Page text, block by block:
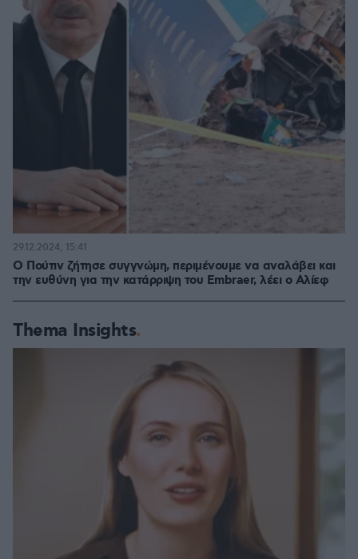
Ο Πούτιν ζήτησε συγγνώμη, περιμένουμε να αναλάβει και
την ευθύνη για την κατάρριψη του Embraer, λέει ο Αλίεφ
29.12.2024, 15:41
Thema Insights